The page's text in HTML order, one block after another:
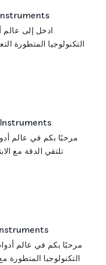
ادخل إلى عالم
التكنولوجيا المتطورة
مرحبًا بكم في عالم
تلتقي الدقة مع
مرحبًا بكم في عالم
التكنولوجيا المتطورة